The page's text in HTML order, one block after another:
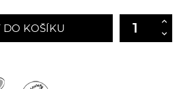
DO KOŠÍKU